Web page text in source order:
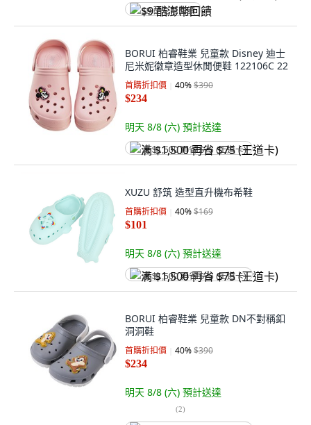
$9 酷澎幣回饋
BORUI 柏睿鞋業 兒童款 Disney 迪士
尼米妮徽章造型休閒便鞋 122106C 22
首購折扣價 40%$390
$234
明天 8/8 (六) 預計送達
满 $1,500 再省 $75 (王道卡)
XUZU 舒筑 造型直升機布希鞋
首購折扣價 40%$169
$101
明天 8/8 (六) 預計送達
满 $1,500 再省 $75 (王道卡)
BORUI 柏睿鞋業 兒童款 DN不對稱釦
洞洞鞋
首購折扣價 40%$390
$234
明天 8/8 (六) 預計送達
(2)